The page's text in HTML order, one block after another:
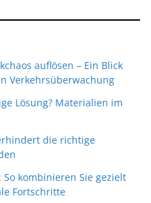
auflösen – Ein Blick
Verkehrsüberwachung
Lösung? Materialien im
die richtige
kombinieren Sie gezielt
Fortschritte